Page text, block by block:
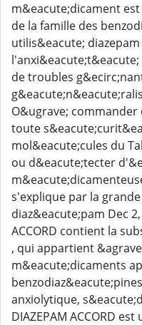
m&eacute;dicament
de la famille des
utilis&eacute;
de troubles
O&ugrave;
toute
mol&eacute;cules du
ou d&eacute;tecter
s'explique par la
diaz&eacute;pam Dec
ACCORD contient la
, qui appartient
m&eacute;dicaments
anxiolytique,
DIAZEPAM ACCORD